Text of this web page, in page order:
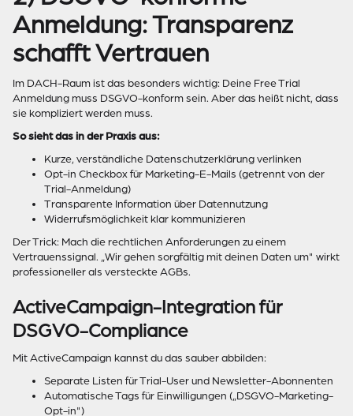
Anmeldung: Transparenz
schafft Vertrauen
Im DACH-Raum ist das besonders wichtig: Deine Free Trial
Anmeldung muss DSGVO-konform sein. Aber das heißt nicht, dass
sie kompliziert werden muss.
So sieht das in der Praxis aus:
Kurze, verständliche Datenschutzerklärung verlinken
Opt-in Checkbox für Marketing-E-Mails (getrennt von der
Trial-Anmeldung)
Transparente Information über Datennutzung
Widerrufsmöglichkeit klar kommunizieren
Der Trick: Mach die rechtlichen Anforderungen zu einem
Vertrauenssignal. „Wir gehen sorgfältig mit deinen Daten um" wirkt
professioneller als versteckte AGBs.
ActiveCampaign-Integration für
DSGVO-Compliance
Mit ActiveCampaign kannst du das sauber abbilden:
Separate Listen für Trial-User und Newsletter-Abonnenten
Automatische Tags für Einwilligungen („DSGVO-Marketing-
Opt-in")